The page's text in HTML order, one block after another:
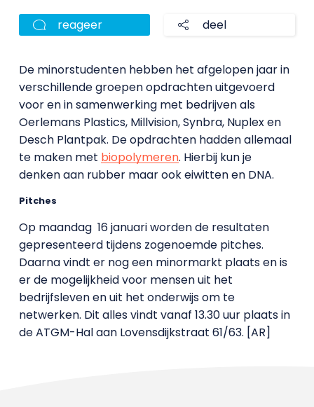
reageer deel
De minorstudenten hebben het afgelopen jaar in
verschillende groepen opdrachten uitgevoerd
voor en in samenwerking met bedrijven als
Oerlemans Plastics, Millvision, Synbra, Nuplex en
Desch Plantpak. De opdrachten hadden allemaal
te maken met biopolymeren. Hierbij kun je
denken aan rubber maar ook eiwitten en DNA.
Pitches
Op maandag 16 januari worden de resultaten
gepresenteerd tijdens zogenoemde pitches.
Daarna vindt er nog een minormarkt plaats en is
er de mogelijkheid voor mensen uit het
bedrijfsleven en uit het onderwijs om te
netwerken. Dit alles vindt vanaf 13.30 uur plaats in
de ATGM-Hal aan Lovensdijkstraat 61/63. [AR]